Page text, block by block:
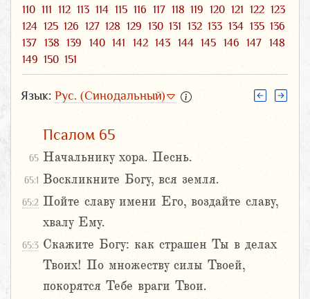
110 111 112 113 114 115 116 117 118 119 120 121 122 123
124 125 126 127 128 129 130 131 132 133 134 135 136
137
138 139 140 141 142 143 144 145 146 147
148
149 150 151
Язык: Рус. (Синодальный)
Псалом 65
65 Начальнику хора. Песнь.
65:1 Воскликните Богу, вся земля.
65:2 Пойте славу имени Его, воздайте славу,
хвалу Ему.
65:3 Скажите Богу: как страшен Ты в делах
Твоих! По множеству силы Твоей,
покорятся Тебе враги Твои.